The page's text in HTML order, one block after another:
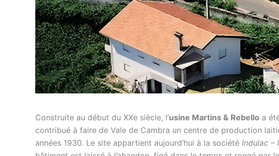
Construite au début du XXe siècle, l’usine Martins & Rebello a
contribué à faire de Vale de Cambra un centre de production
années 1930. Le site appartient aujourd’hui à la société Indulac –